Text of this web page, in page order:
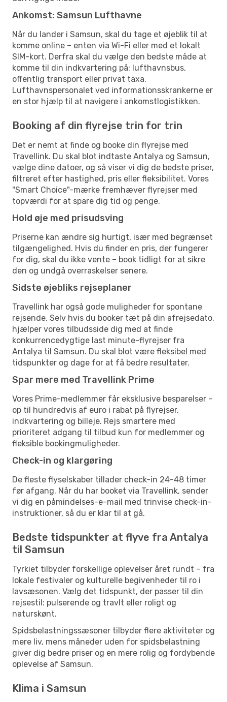
Ankomst: Samsun Lufthavne
Når du lander i Samsun, skal du tage et øjeblik til at
komme online – enten via Wi-Fi eller med et lokalt
SIM-kort. Derfra skal du vælge den bedste måde at
komme til din indkvartering på: lufthavnsbus,
offentlig transport eller privat taxa.
Lufthavnspersonalet ved informationsskrankerne er
en stor hjælp til at navigere i ankomstlogistikken.
Booking af din flyrejse trin for trin
Det er nemt at finde og booke din flyrejse med
Travellink. Du skal blot indtaste Antalya og Samsun,
vælge dine datoer, og så viser vi dig de bedste priser,
filtreret efter hastighed, pris eller fleksibilitet. Vores
"Smart Choice"-mærke fremhæver flyrejser med
topværdi for at spare dig tid og penge.
Hold øje med prisudsving
Priserne kan ændre sig hurtigt, især med begrænset
tilgængelighed. Hvis du finder en pris, der fungerer
for dig, skal du ikke vente – book tidligt for at sikre
den og undgå overraskelser senere.
Sidste øjebliks rejseplaner
Travellink har også gode muligheder for spontane
rejsende. Selv hvis du booker tæt på din afrejsedato,
hjælper vores tilbudsside dig med at finde
konkurrencedygtige last minute-flyrejser fra
Antalya til Samsun. Du skal blot være fleksibel med
tidspunkter og dage for at få bedre resultater.
Spar mere med Travellink Prime
Vores Prime-medlemmer får eksklusive besparelser –
op til hundredvis af euro i rabat på flyrejser,
indkvartering og billeje. Rejs smartere med
prioriteret adgang til tilbud kun for medlemmer og
fleksible bookingmuligheder.
Check-in og klargøring
De fleste flyselskaber tillader check-in 24-48 timer
før afgang. Når du har booket via Travellink, sender
vi dig en påmindelses-e-mail med trinvise check-in-
instruktioner, så du er klar til at gå.
Bedste tidspunkter at flyve fra Antalya
til Samsun
Tyrkiet tilbyder forskellige oplevelser året rundt – fra
lokale festivaler og kulturelle begivenheder til ro i
lavsæsonen. Vælg det tidspunkt, der passer til din
rejsestil: pulserende og travlt eller roligt og
naturskønt.
Spidsbelastningssæsoner tilbyder flere aktiviteter og
mere liv, mens måneder uden for spidsbelastning
giver dig bedre priser og en mere rolig og fordybende
oplevelse af Samsun.
Klima i Samsun